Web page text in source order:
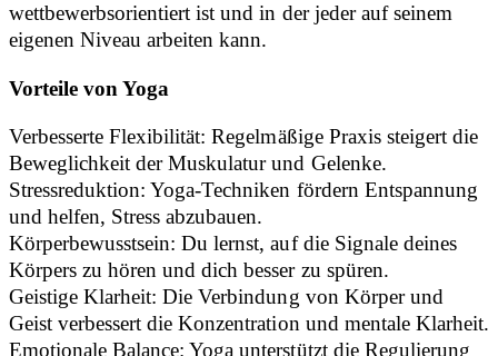
wettbewerbsorientiert ist und in der jeder auf seinem
eigenen Niveau arbeiten kann.
Vorteile von Yoga
Verbesserte Flexibilität: Regelmäßige Praxis steigert die
Beweglichkeit der Muskulatur und Gelenke.
Stressreduktion: Yoga-Techniken fördern Entspannung
und helfen, Stress abzubauen.
Körperbewusstsein: Du lernst, auf die Signale deines
Körpers zu hören und dich besser zu spüren.
Geistige Klarheit: Die Verbindung von Körper und
Geist verbessert die Konzentration und mentale Klarheit.
Emotionale Balance: Yoga unterstützt die Regulierung